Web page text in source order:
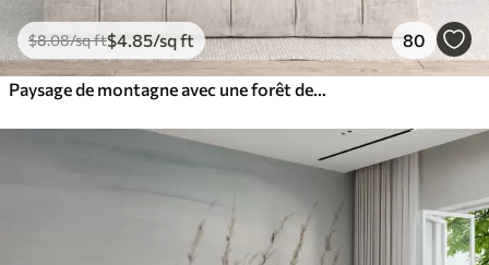
$8.08/sq ft$4 .85/sq ft 80